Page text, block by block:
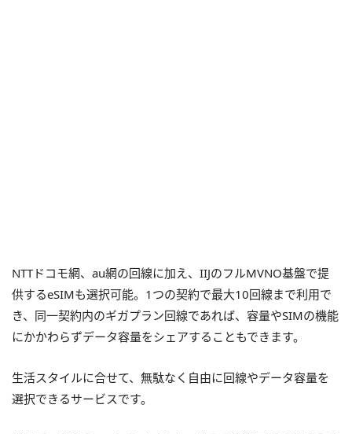
NTTドコモ網、au網の回線に加え、IIJのフルMVNO基盤で提
供するeSIMも選択可能。1つの契約で最大10回線まで利用で
き、同一契約内のギガプラン回線であれば、容量やSIMの機能
にかかわらずデータ容量をシェアすることもできます。
生活スタイルに合せて、無駄なく自由に回線やデータ容量を
選択できるサービスです。